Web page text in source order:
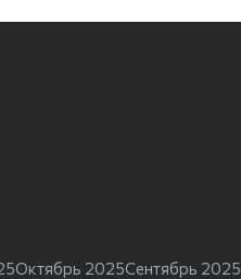
Октябрь 2025Сентябрь 2025